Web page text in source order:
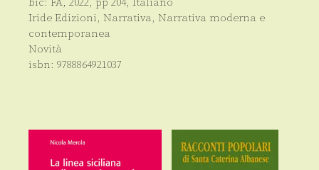
Iride Edizioni, Narrativa, Narrativa moderna e
contemporanea
Novità
isbn: 9788864921037